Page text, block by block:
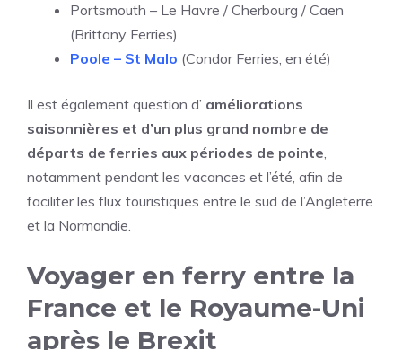
Portsmouth – Le Havre / Cherbourg / Caen
(Brittany Ferries)
Poole – St Malo (Condor Ferries, en été)
Il est également question d’ améliorations
saisonnières et d’un plus grand nombre de
départs de ferries aux périodes de pointe,
notamment pendant les vacances et l’été, afin de
faciliter les flux touristiques entre le sud de l’Angleterre
et la Normandie.
Voyager en ferry entre la
France et le Royaume-Uni
après le Brexit